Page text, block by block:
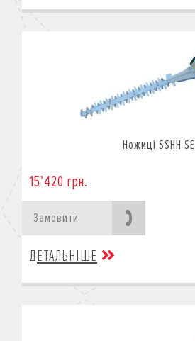
Ножиці SSHH SE
15’420 грн.
Замовити
ДЕТАЛЬНІШЕ